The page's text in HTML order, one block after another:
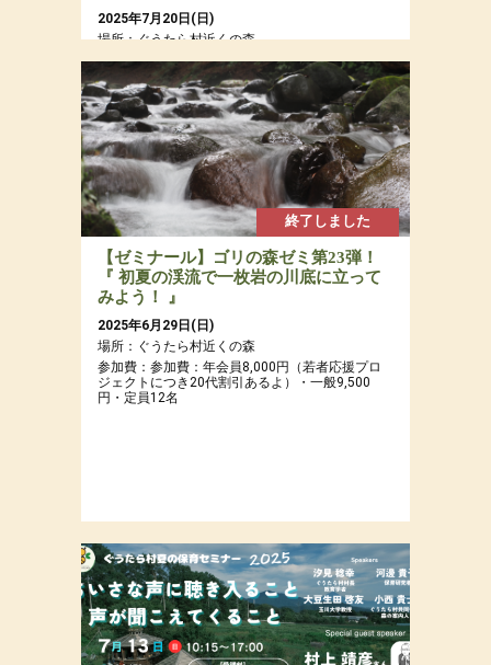
2025年7月20日(日)
場所：ぐうたら村近くの森
参加費：参加費：年会員8,000円（若者応援プロ
ジェクトにつき20代割引あるよ）・一般9,500
円・定員12名
終了しました
【ゼミナール】ゴリの森ゼミ第23弾！
『 初夏の渓流で一枚岩の川底に立って
みよう！ 』
2025年6月29日(日)
場所：ぐうたら村近くの森
参加費：参加費：年会員8,000円（若者応援プロ
ジェクトにつき20代割引あるよ）・一般9,500
円・定員12名